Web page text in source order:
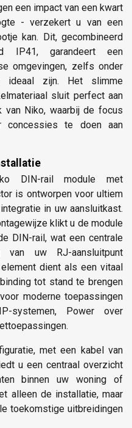
een impact van een kwart
- verzekert u van een
kan. Dit, gecombineerd
IP41, garandeert een
omgevingen, zelfs onder
ideaal zijn. Het slimme
sluit perfect aan
van Niko, waarbij de focus
concessies te doen aan
DIN-rail module met
is ontworpen voor ultiem
in uw aansluitkast.
klikt u de module
DIN-rail, wat een centrale
van uw RJ-aansluitpunt
dient als een vitaal
tot stand te brengen
moderne toepassingen
systemen, Power over
met een kabel van
u een centraal overzicht
binnen uw woning of
alleen de installatie, maar
toekomstige uitbreidingen